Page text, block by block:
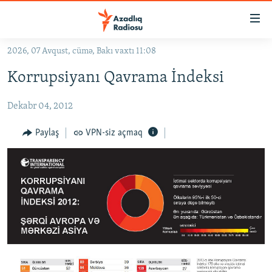
Əsas
qayıt
naviqasiyaya
Axtarışa
#İZAHLA
KORRUPSIOMETR
#ƏSLINDƏ
FƏRQƏ BAX
QANUNI DOĞRU
ARAŞDIRMA
MULTIMEDIA
FOTOQALEREYA
OXU ZALI
HAQQIMIZDA
2026, 07 Avqust, cümə, Bakı vaxtı 11:08
Korrupsiyanı Qavrama İndeksi
Dekabr 04, 2012
Paylaş VPN-siz açmaq